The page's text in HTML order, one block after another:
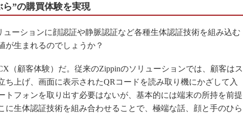
産業オープンネット展
デジタルツインとCAE
イノベーション
製造業ビッグデータ
メイドインジャパン
”の購買体験を実現
ーションに顔認証や静脈認証など各種生体認証技術を組み込む
が生まれるのでしょうか？
（顧客体験）だ。従来のZippinのソリューションでは、顧客はス
ち上げ、画面に表示されたQRコードを読み取り機にかざして入
トフォンを取り出す必要はないが、基本的には端末の所持を前提
に生体認証技術を組み合わせることで、極端な話、顔と手のひら